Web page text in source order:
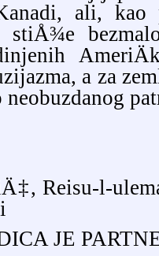
ali, kao
stiÅ¾e
a za
Reisu-l-
JE